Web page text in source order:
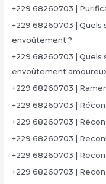
+229 68260703 |
+229 68260703 |
envoûtement ?
+229 68260703 |
envoûtement
+229 68260703 |
+229 68260703 |
+229 68260703 |
+229 68260703 |
+229 68260703 |
+229 68260703 |